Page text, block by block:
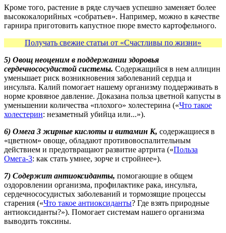
Кроме того, растение в ряде случаев успешно заменяет более
высококалорийных «собратьев». Например, можно в качестве
гарнира приготовить капустное пюре вместо картофельного.
Получать свежие статьи от «Счастливы по жизни»
5) Овощ неоценим в поддержании здоровья
сердечнососудистой системы. Содержащийся в нем аллицин
уменьшает риск возникновения заболеваний сердца и
инсульта. Калий помогает нашему организму поддерживать в
норме кровяное давление. Доказана польза цветной капусты в
уменьшении количества «плохого» холестерина («Что такое
холестерин: незаметный убийца или...»).
6) Омега 3 жирные кислоты и витамин К, содержащиеся в
«цветном» овоще, обладают противовоспалительным
действием и предотвращают развитие артрита («Польза
Омега-3: как стать умнее, зорче и стройнее»).
7) Содержит антиоксиданты, помогающие в общем
оздоровлении организма, профилактике рака, инсульта,
сердечнососудистых заболеваний и тормозящие процессы
старения («Что такое антиоксиданты? Где взять природные
антиоксиданты?»). Помогает системам нашего организма
выводить токсины.